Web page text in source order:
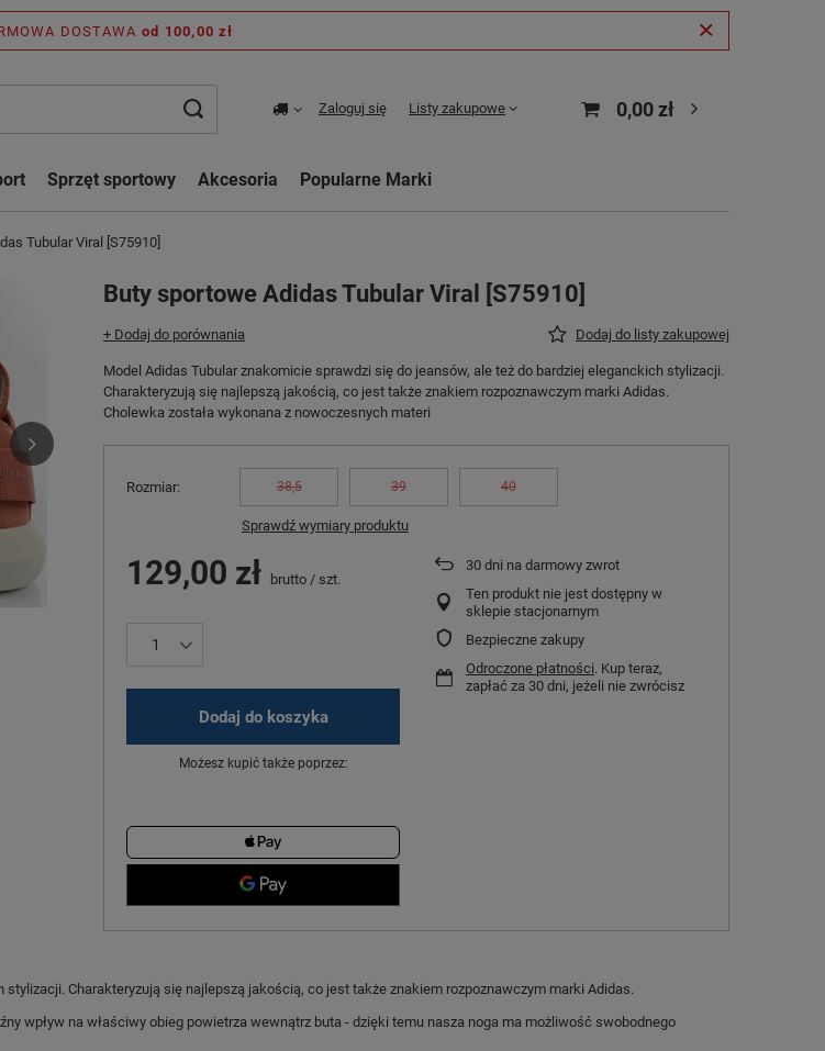
DOSTAWA od 100,00 zł
Zaloguj się Listy zakupowe 0,00 zł
Sprzęt sportowy Akcesoria Popularne Marki
Tubular Viral [S75910]
Buty sportowe Adidas Tubular Viral [S75910]
+ Dodaj do porównania Dodaj do listy zakupowej
Model Adidas Tubular znakomicie sprawdzi się do jeansów, ale też do bardziej eleganckich stylizacji.
Charakteryzują się najlepszą jakością, co jest także znakiem rozpoznawczym marki Adidas.
Cholewka została wykonana z nowoczesnych materi
Rozmiar 38,5 39 40
Sprawdź wymiary produktu
129,00 zł brutto / szt.
Dodaj do koszyka
Możesz kupić także poprzez:
30 dni na darmowy zwrot
Ten produkt nie jest dostępny w
sklepie stacjonarnym
Bezpieczne zakupy
Odroczone płatności. Kup teraz,
zapłać za 30 dni, jeżeli nie zwrócisz
Charakteryzują się najlepszą jakością, co jest także znakiem rozpoznawczym marki Adidas.
wpływ na właściwy obieg powietrza wewnątrz buta - dzięki temu nasza noga ma możliwość swobodnego